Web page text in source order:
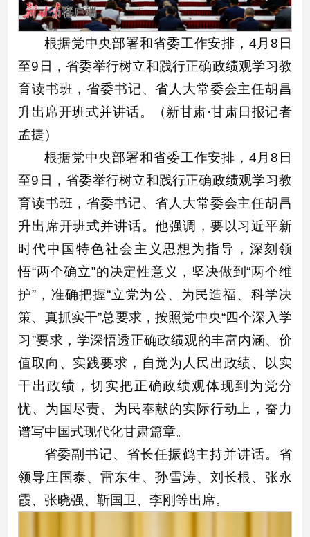
根据党中央部署和省委工作安排，4月8日
至9日，省委举行树立和践行正确政绩观学习教
育读书班，省委书记、省人大常委会主任胡昌
升出席开班式并讲话。（新甘肃·甘肃日报记者
孟捷）
根据党中央部署和省委工作安排，4月8日
至9日，省委举行树立和践行正确政绩观学习教
育读书班，省委书记、省人大常委会主任胡昌
升出席开班式并讲话。他强调，要以习近平新
时代中国特色社会主义思想为指导，深刻领
悟“两个确立”的决定性意义，坚决做到“两个维
护”，准确把握“立党为公、为民造福、科学决
策、真抓实干”总要求，按照党中央“四个深入学
习”要求，学深悟透正确政绩观的丰富内涵、价
值取向、实践要求，自觉为人民出政绩、以实
干出政绩，切实把正确政绩观体现到为党分
忧、为国尽责、为民奉献的实际行动上，奋力
谱写中国式现代化甘肃篇章。
省委副书记、省长任振鹤主持并讲话。省
领导庄国泰、雷东生、孙雪涛、刘长根、张永
霞、张晓强、靳国卫、李刚等出席。